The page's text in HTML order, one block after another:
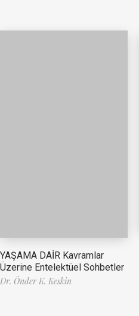
YAŞAMA DAİR Kavramlar
Üzerine Entelektüel Sohbetler
Dr. Önder K. Keskin